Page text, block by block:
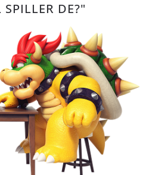
DE?"